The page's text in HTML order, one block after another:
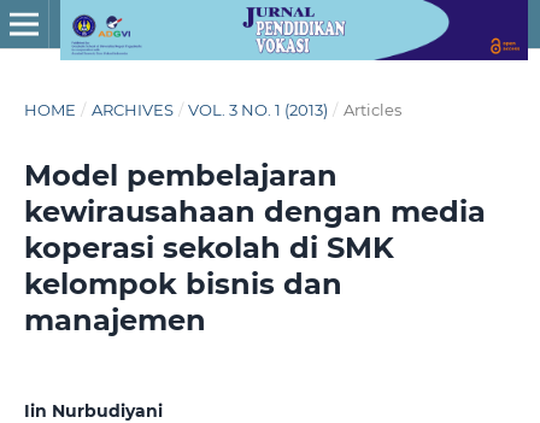
HOME / ARCHIVES / VOL. 3 NO. 1 (2013) / Articles
Model pembelajaran
kewirausahaan dengan media
koperasi sekolah di SMK
kelompok bisnis dan
manajemen
Iin Nurbudiyani